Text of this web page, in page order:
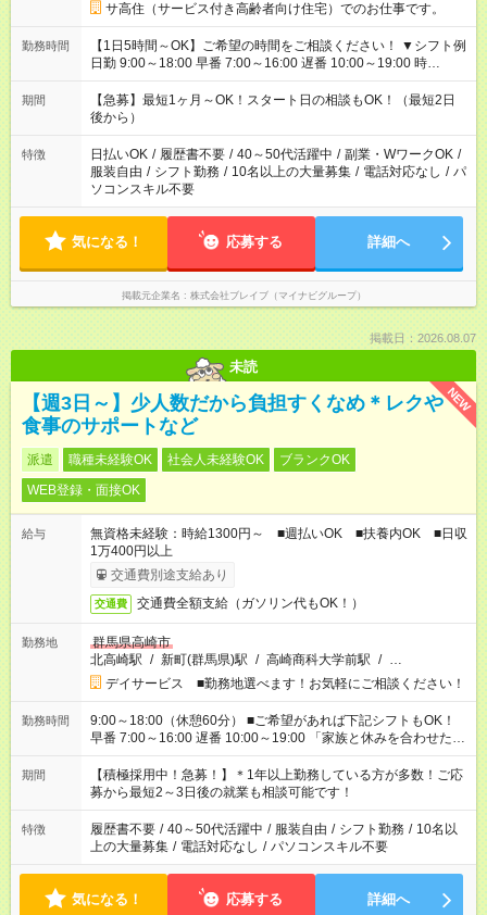
サ高住（サービス付き高齢者向け住宅）でのお仕事です。
勤務時間
【1日5時間～OK】ご希望の時間をご相談ください！ ▼シフト例
日勤 9:00～18:00 早番 7:00～16:00 遅番 10:00～19:00 時
短 10:00～15:00 上記はあくまで一例です。 「夕方までには帰宅
しておきたい」 「朝はゆっくりのスタートがいい」 「お昼の時
間を有効に使いたい」 など、ご希望があれば教えてください
ね。
期間
【急募】最短1ヶ月～OK！スタート日の相談もOK！（最短2日
後から）
特徴 日払いOK / 履歴書不要 / 40～50代活躍中 / 副業・WワークOK /
服装自由 / シフト勤務 / 10名以上の大量募集 / 電話対応なし / パ
ソコンスキル不要
気になる！ 応募する 詳細へ
掲載元企業名 株式会社ブレイブ（マイナビグループ）
掲載日：2026.08.07
未読
NEW
【週3日～】少人数だから負担すくなめ＊レクや
食事のサポートなど
派遣 職種未経験OK 社会人未経験OK
ブランクOK
WEB登録・面接OK
給与
無資格未経験：時給1300円～ ■週払いOK ■扶養内OK ■日収
1万400円以上
交通費別途支給あり
交通費 交通費全額支給（ガソリン代もOK！）
勤務地
群馬県高崎市
北高崎駅 / 新町(群馬県)駅 / 高崎商科大学前駅 / …
デイサービス ■勤務地選べます！お気軽にご相談ください！
勤務時間
9:00～18:00（休憩60分） ■ご希望があれば下記シフトもOK！
早番 7:00～16:00 遅番 10:00～19:00 「家族と休みを合わせた
い」 「余裕を持って夕飯の準備がしたい」 「できれば残業はし
たくない」 など、ご希望を教えてくださいね。 ※Wワーク希望
の方へ 今ご覧のお仕事で希望する勤務時間と、もう1つのお仕事
の勤務時間。 合計で週40時間を超える場合は応募できません。
期間
【積極採用中！急募！】＊1年以上勤務している方が多数！ご応
募から最短2～3日後の就業も相談可能です！
特徴 履歴書不要 / 40～50代活躍中 / 服装自由 / シフト勤務 / 10名以
上の大量募集 / 電話対応なし / パソコンスキル不要
気になる！ 応募する 詳細へ